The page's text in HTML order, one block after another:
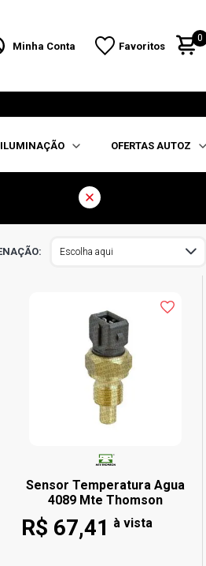
Minha Conta Favoritos
0
ILUMINAÇÃO OFERTAS AUTOZ
Escolha aqui
Sensor Temperatura Agua
4089 Mte Thomson
R$ 67,41 à vista